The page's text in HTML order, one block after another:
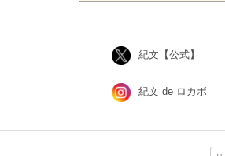
紀文【公式】
紀文 de ロカボ